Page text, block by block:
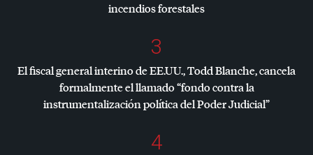
incendios forestales
3
El fiscal general interino de EE.UU., Todd Blanche, cancela
formalmente el llamado “fondo contra la
instrumentalización política del Poder Judicial”
4